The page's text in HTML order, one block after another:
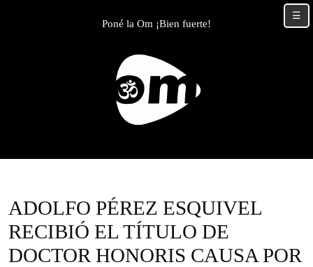
Poné la Om ¡Bien fuerte!
ADOLFO PÉREZ ESQUIVEL
RECIBIÓ EL TÍTULO DE
DOCTOR HONORIS CAUSA POR
☰